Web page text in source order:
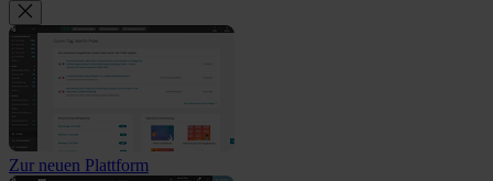
Zur neuen Plattform